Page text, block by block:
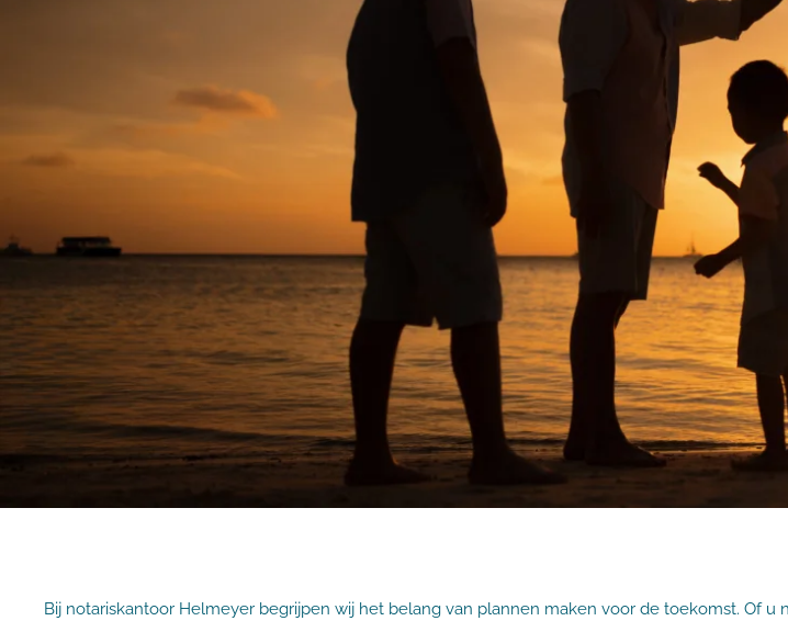
Bij notariskantoor Helmeyer begrijpen wij het belang van plannen maken voor de toekomst. Of